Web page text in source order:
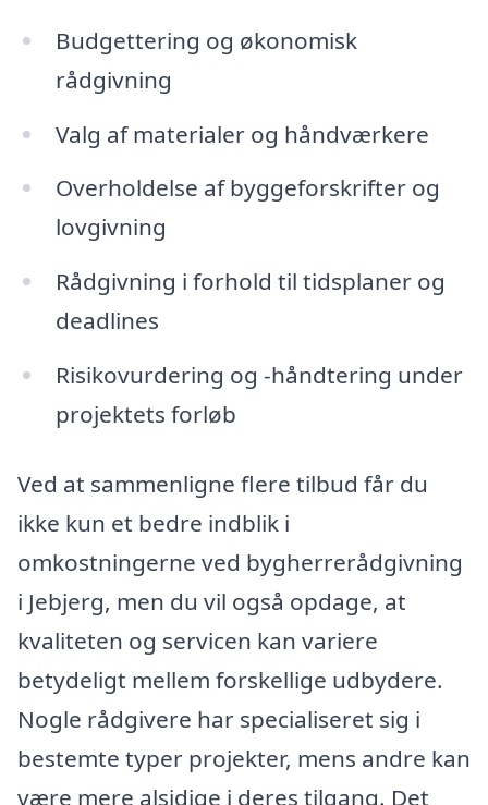
Budgettering og økonomisk
rådgivning
Valg af materialer og håndværkere
Overholdelse af byggeforskrifter og
lovgivning
Rådgivning i forhold til tidsplaner og
deadlines
Risikovurdering og -håndtering under
projektets forløb
Ved at sammenligne flere tilbud får du
ikke kun et bedre indblik i
omkostningerne ved bygherrerådgivning
i Jebjerg, men du vil også opdage, at
kvaliteten og servicen kan variere
betydeligt mellem forskellige udbydere.
Nogle rådgivere har specialiseret sig i
bestemte typer projekter, mens andre kan
være mere alsidige i deres tilgang. Det